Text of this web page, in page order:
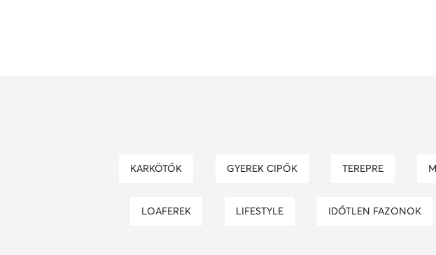
KARKÖTŐK GYEREK CIPŐK TEREPRE
LOAFEREK LIFESTYLE IDŐTLEN FAZONOK